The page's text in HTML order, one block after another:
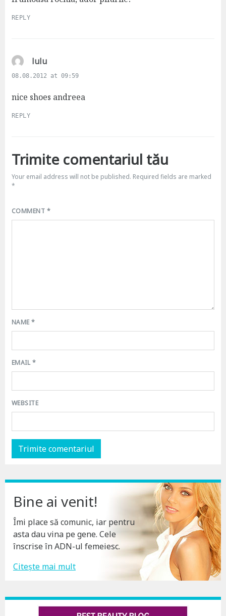
REPLY
lulus
a
s
08.08.2012 at 09:59
nice shoes andreea
REPLY
Trimite comentariul tău
Your email address will not be published. Required fields are marked
*
COMMENT *
NAME*
EMAIL*
WEBSITE
Bine ai venit!
Îmi place să comunic, iar pentru
asta dau vina pe gene. Cele
înscrise în ADN-ul femeiesc.
Citește mai mult